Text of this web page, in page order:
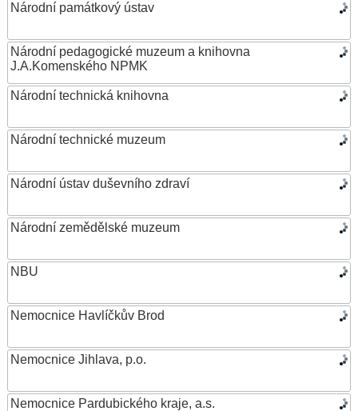
Národní památkový ústav
Národní pedagogické muzeum a knihovna
J.A.Komenského NPMK
Národní technická knihovna
Národní technické muzeum
Národní ústav duševního zdraví
Národní zemědělské muzeum
NBU
Nemocnice Havlíčkův Brod
Nemocnice Jihlava, p.o.
Nemocnice Pardubického kraje, a.s.